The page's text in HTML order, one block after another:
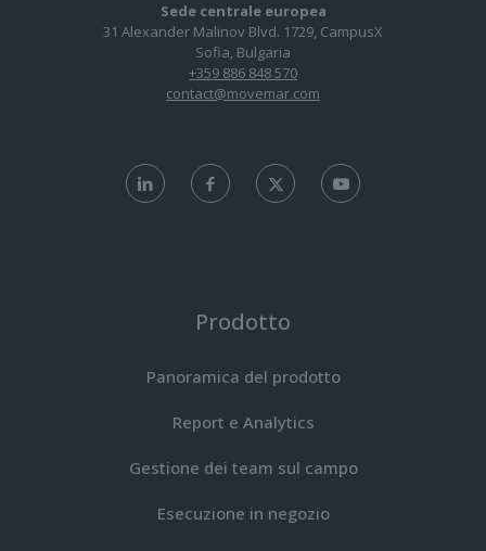
Sede centrale europea
31 Alexander Malinov Blvd. 1729, CampusX
Sofia, Bulgaria
+359 886 848 570
contact@movemar.com
Prodotto
Panoramica del prodotto
Report e Analytics
Gestione dei team sul campo
Esecuzione in negozio